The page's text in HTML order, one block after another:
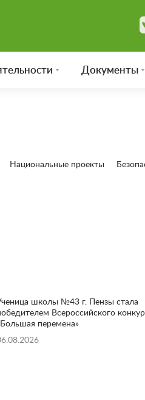
Документы
Национальные проекты
школы №43 г. Пензы стала
Всероссийского
перемена»